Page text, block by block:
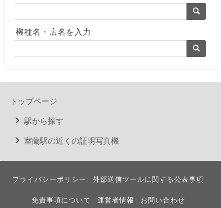
機種名・店名を入力
トップページ
駅から探す
室蘭駅の近くの証明写真機
プライバシーポリシー 外部送信ツールに関する公表事項
免責事項について 運営者情報 お問い合わせ